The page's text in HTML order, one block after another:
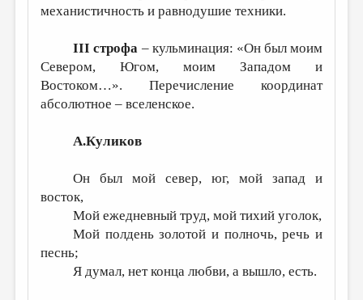
механистичность и равнодушие техники.
III строфа – кульминация: «Он был моим
Севером, Югом, моим Западом и
Востоком…». Перечисление координат
абсолютное – вселенское.
А.Куликов
Он был мой север, юг, мой запад и
восток,
Мой ежедневный труд, мой тихий уголок,
Мой полдень золотой и полночь, речь и
песнь;
Я думал, нет конца любви, а вышло, есть.